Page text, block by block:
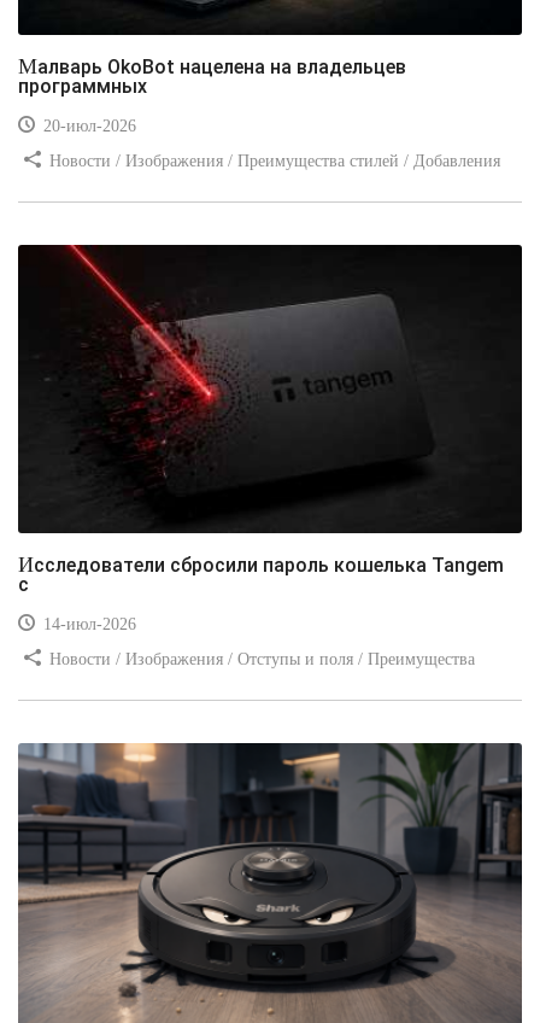
Малварь OkoBot нацелена на владельцев
программных
20-июл-2026
Новости / Изображения / Преимущества стилей / Добавления
Исследователи сбросили пароль кошелька Tangem
с
14-июл-2026
Новости / Изображения / Отступы и поля / Преимущества